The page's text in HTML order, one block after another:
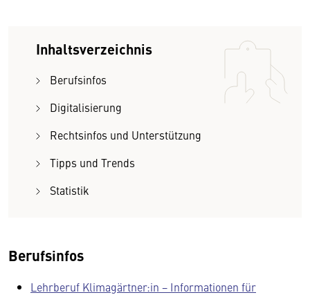
Inhaltsverzeichnis
Berufsinfos
Digitalisierung
Rechtsinfos und Unterstützung
Tipps und Trends
Statistik
Berufsinfos
Lehrberuf Klimagärtner:in − Informationen für